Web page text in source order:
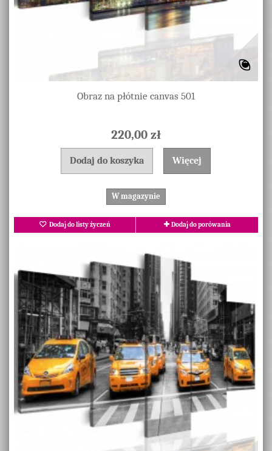
Obraz na płótnie canvas 501
220,00 zł
Dodaj do koszyka Więcej
W magazynie
Dodaj do listy życzeń Dodaj do porówania